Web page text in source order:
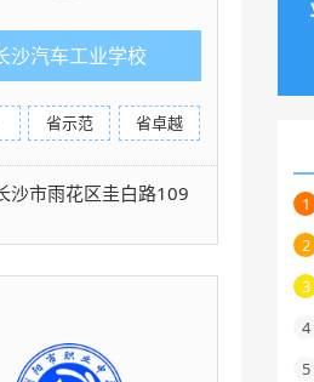
沙汽车工业学校
省示范 省卓越
沙市雨花区圭白路109
1
2
3
4
5